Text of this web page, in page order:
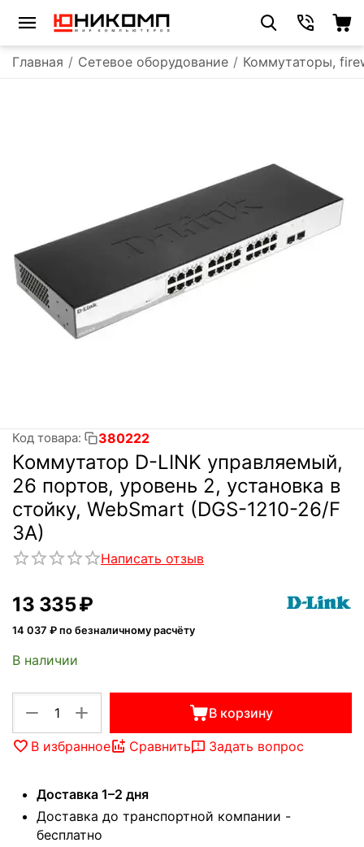
Главная / Сетевое оборудование / Коммутаторы,
Код товара: 380222
Коммутатор D-LINK управляемый,
26 портов, уровень 2, установка в
стойку, WebSmart (DGS-1210-26/F
3A)
Написать отзыв
13 335₽
14 037 ₽ по безналичному расчёту
В наличии
+
− В корзину
В избранное Сравнить Задать вопрос
Доставка 1–2 дня
Доставка до транспортной компании -
бесплатно